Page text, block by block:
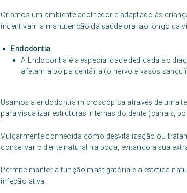
Criamos um ambiente acolhedor e adaptado às
incentivam a manutenção da saúde oral ao longo da
Endodontia
A Endodontia é a especialidade dedicada ao
afetam a polpa dentária (o nervo e vasos
Usamos a endodontia microscópica através de uma
para visualizar estruturas internas do dente (canais,
Vulgarmente conhecida como desvitalização ou
conservar o dente natural na boca, evitando a sua
Permite manter a função mastigatória e a estética
infeção ativa.